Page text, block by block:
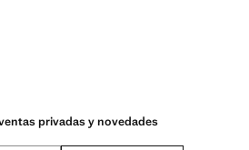
privadas y novedades